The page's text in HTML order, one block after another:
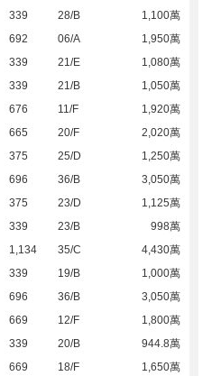
339 28/B
1,100萬
692 06/A
1,950萬
339 21/E
1,080萬
339 21/B
1,050萬
676 11/F
1,920萬
665 20/F
2,020萬
375 25/D
1,250萬
696 36/B
3,050萬
375 23/D
1,125萬
339 23/B
998萬
1,134 35/C
4,430萬
339 19/B
1,000萬
696 36/B
3,050萬
669 12/F
1,800萬
339 20/B
944.8萬
669 18/F
1,650萬